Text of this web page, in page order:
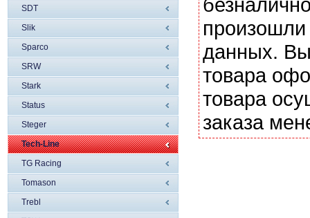
SDT
Slik
Sparco
SRW
Stark
Status
Steger
Tech-Line
TG Racing
Tomason
Trebl
данных. Вы
товара
товара
заказа